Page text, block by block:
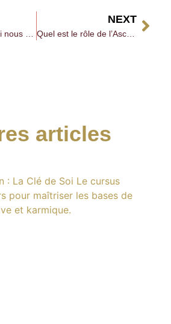
Ces émotions qui nous rendent malade
NEXT
Quel est le rôle de l’Ascendant en astrologie ?
articles